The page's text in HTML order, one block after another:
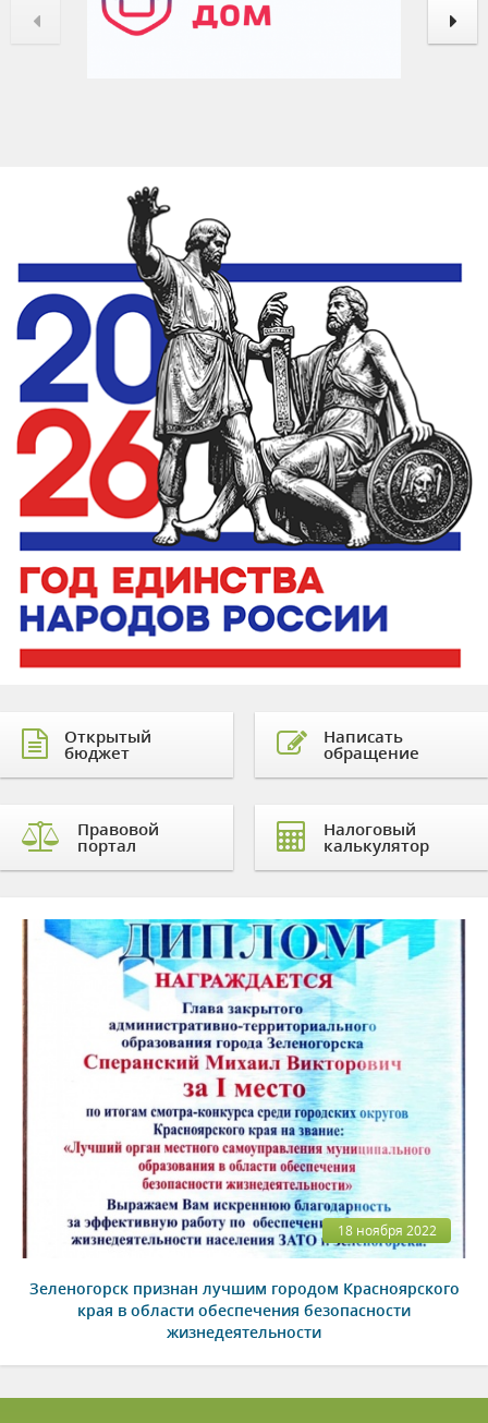
Открытый
бюджет
Правовой
портал
Написать
обращение
Налоговый
калькулятор
18 ноября 2022
Зеленогорск признан лучшим городом Красноярского
края в области обеспечения безопасности
жизнедеятельности